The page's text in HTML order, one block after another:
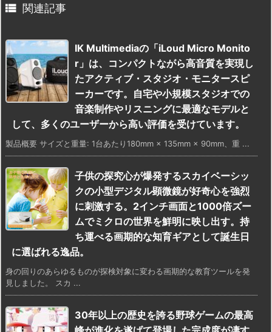
 関連記事
IK Multimediaの「iLoud Micro Monito
r」は、コンパクトながら高音質を実現し
たアクティブ・スタジオ・モニタースピ
ーカーです。自宅や小規模スタジオでの
音楽制作やリスニングに最適なモデルと
して、多くのユーザーから高い評価を受けています。
製品概要 サイズと重量: 1台あたり180mm × 135mm × 90mm、重 ...
子供の探究心が爆発するスカイベーシッ
クの小型デジタル顕微鏡が好奇心を強烈
に刺激する。2インチ画面と1000倍ズー
ムでミクロの世界を鮮明に映し出す。持
ち運べる画期的な知育ギアとして誕生日
に選ばれる逸品。
身の回りのあらゆるものが探検対象に変わる画期的な教育ツールを発
見しました。 スカ ...
30年以上の歴史を誇る野球ゲームの最高